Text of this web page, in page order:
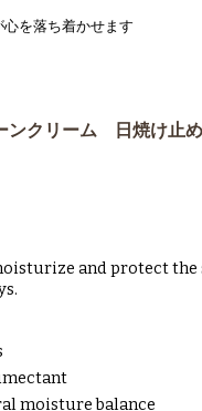
を落ち着かせます
クリーム 日焼け止
and protect
moisture balance